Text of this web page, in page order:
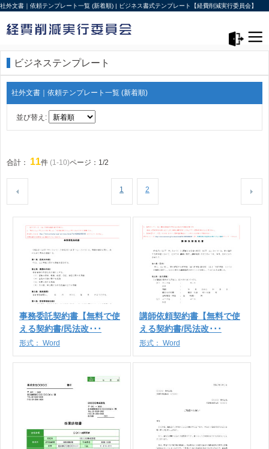
社外文書｜依頼テンプレート一覧 (新着順) | ビジネス書式テンプレート【経費削減実行委員会】
ビジネステンプレート
社外文書｜依頼テンプレート一覧 (新着順)
並び替え:
合計： 11件 (1-10)ページ：1/2
1 2
事務委託契約書【無料で使
える契約書/民法改･･･
形式： Word
講師依頼契約書【無料で使
える契約書/民法改･･･
形式： Word